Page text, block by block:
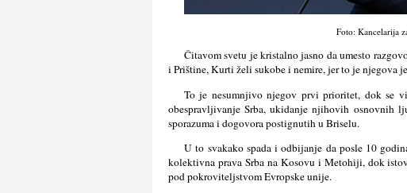
Foto: Kancelarija
Čitavom svetu je kristalno jasno da umesto
i Prištine, Kurti želi sukobe i nemire, jer to je njegova
To je nesumnjivo njegov prvi prioritet, dok se
obespravljivanje Srba, ukidanje njihovih osnovnih
sporazuma i dogovora postignutih u Briselu.
U to svakako spada i odbijanje da posle 10
kolektivna prava Srba na Kosovu i Metohiji, dok
pod pokroviteljstvom Evropske unije.